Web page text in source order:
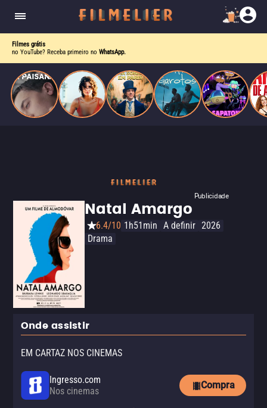
Filmes grátis
no YouTube? Receba primeiro no WhatsApp.
Publicidade
Natal Amargo
6.4/10 1h51min A definir 2026
Drama
Onde assistir
EM CARTAZ NOS CINEMAS
Ingresso.com
Nos cinemas
Compra
quando se apaixona por um de seus alvos.